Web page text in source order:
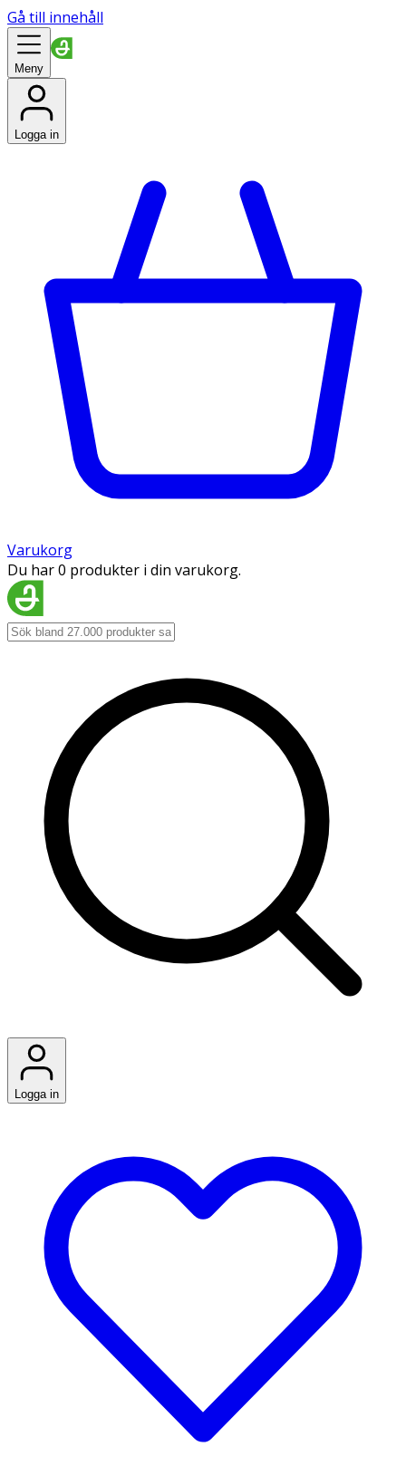
Gå till innehåll
Meny
Logga in
Varukorg
Du har 0 produkter i din varukorg.
Logga in